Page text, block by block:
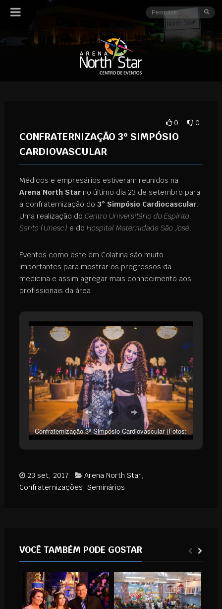
0 0
CONFRATERNIZAÇÃO 3º SIMPÓSIO
CARDIOVASCULAR
Médicos e empresários estiveram reunidos na
Arena North Starno último dia 23 de setembro para
a confraternização do 3° Simpósio Cardiocascular.
Uma realização do Centro Universitário do Espírito
Santo (Unesc) e do Hospital Maternidade São José.
Eventos como este em Colatina são muito
importantes para mostrar os progressos da
medicina e assim agregar mais conhecimento aos
profissionais da área.
Confraternização 3º Simpósio Cardiovascular (Fotos:
23 set, 2017 Arena North Star,
Confraternizações, Seminários
VOCÊ TAMBÉM PODE GOSTAR